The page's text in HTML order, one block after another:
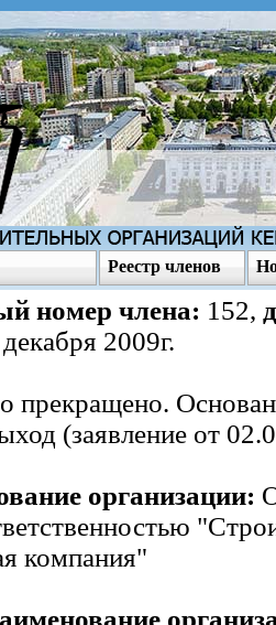
Реестр членов
номер члена: 152,
2009г.
прекращено.
(заявление от
организации:
компания"